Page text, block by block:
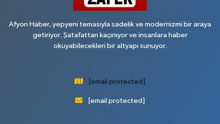
Afyon Haber, yepyeni temasıyla sadelik ve modernizmi bir araya
getiriyor. Şatafattan kaçınıyor ve insanlara haber
okuyabilecekleri bir altyapı sunuyor.
[email protected]
[email protected]